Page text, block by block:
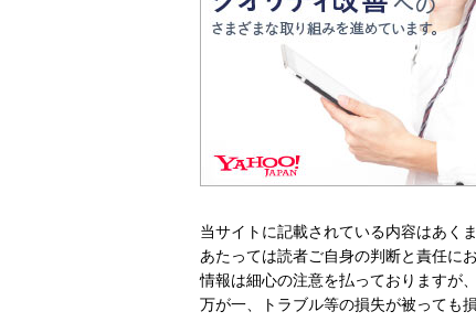
当サイトに記載されている内容はあく
あたっては読者ご自身の判断と責任に
情報は細心の注意を払っておりますが
万が一、トラブル等の損失が被っても